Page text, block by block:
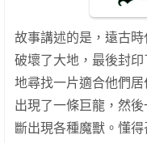
故事講述的是，遠古時
破壞了大地，最後封
地尋找一片適合他們
出現了一條巨龍，然
斷出現各種魔獸。懂